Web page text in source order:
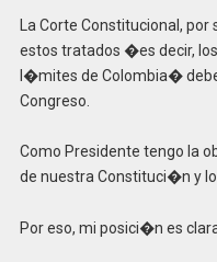
La Corte Constitucional,
estos tratados �es decir,
l�mites de Colombia�
Congreso.
Como Presidente tengo la
de nuestra Constituci�n y
Por eso, mi posici�n es